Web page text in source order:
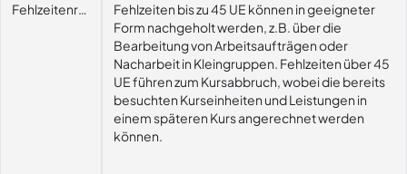
FehlzeitenregelungFehlzeiten bis zu 45 UE können in geeigneter
Form nachgeholt werden, z.B. über die
Bearbeitung von Arbeitsaufträgen oder
Nacharbeit in Kleingruppen. Fehlzeiten über 45
UE führen zum Kursabbruch, wobei die bereits
besuchten Kurseinheiten und Leistungen in
einem späteren Kurs angerechnet werden
können.